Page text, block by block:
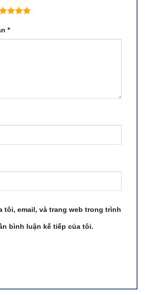
*
tôi, email, và trang web trong trình
bình luận kế tiếp của tôi.